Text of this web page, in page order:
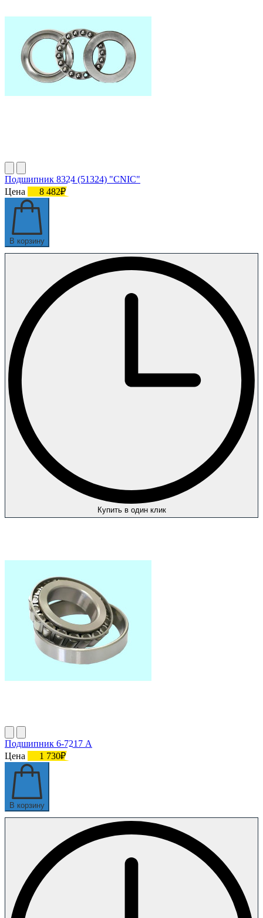
Подшипник 8324 (51324) "CNIC"
Цена
8 482₽
В корзину
Купить в один клик
Подшипник 6-7217 А
Цена
1 730₽
В корзину